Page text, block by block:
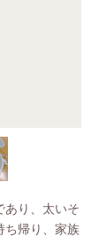
あり、太いそ
ち帰り、家族